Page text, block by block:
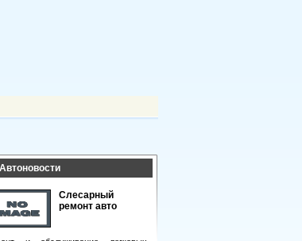
Автоновости
Слесарный
ремонт авто